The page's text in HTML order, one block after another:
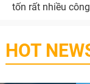
tốn rất nhiều
HOT